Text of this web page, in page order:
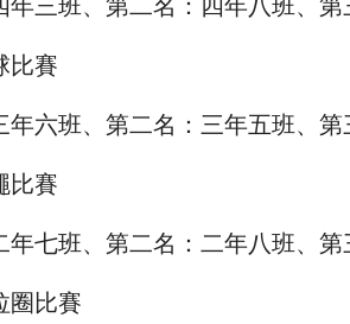
年三班、第二名：四年八班、
比賽
年六班、第二名：三年五班、
比賽
年七班、第二名：二年八班、
圈比賽